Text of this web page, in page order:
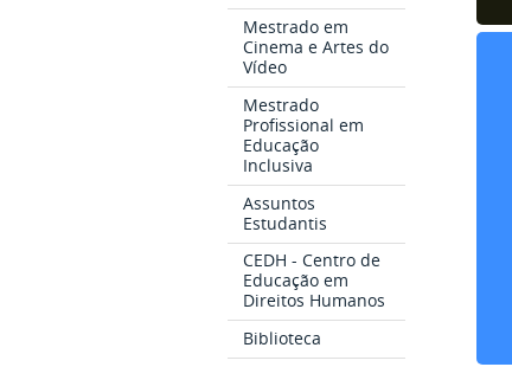
Mestrado em
Cinema e Artes do
Vídeo
Mestrado
Profissional em
Educação
Inclusiva
Assuntos
Estudantis
CEDH - Centro de
Educação em
Direitos Humanos
Biblioteca